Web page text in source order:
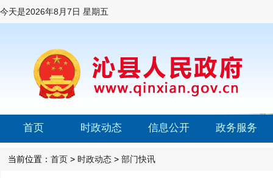
今天是2026年8月7日 星期五
首页 时政动态 信息公开 政务服务
当前位置： 首页 > 时政动态 > 部门快讯